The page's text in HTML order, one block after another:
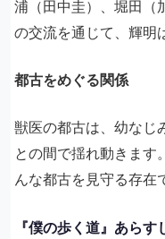
浦（田中圭）、堀田（
の交流を通じて、輝明
都古をめぐる関係
獣医の都古は、幼なじ
との間で揺れ動きます
んな都古を見守る存在
『僕の歩く道』あら